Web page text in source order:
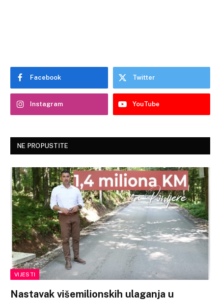
Facebook Twitter
Instagram YouTube
NE PROPUSTITE
VIJESTI
Nastavak višemilionskih ulaganja u